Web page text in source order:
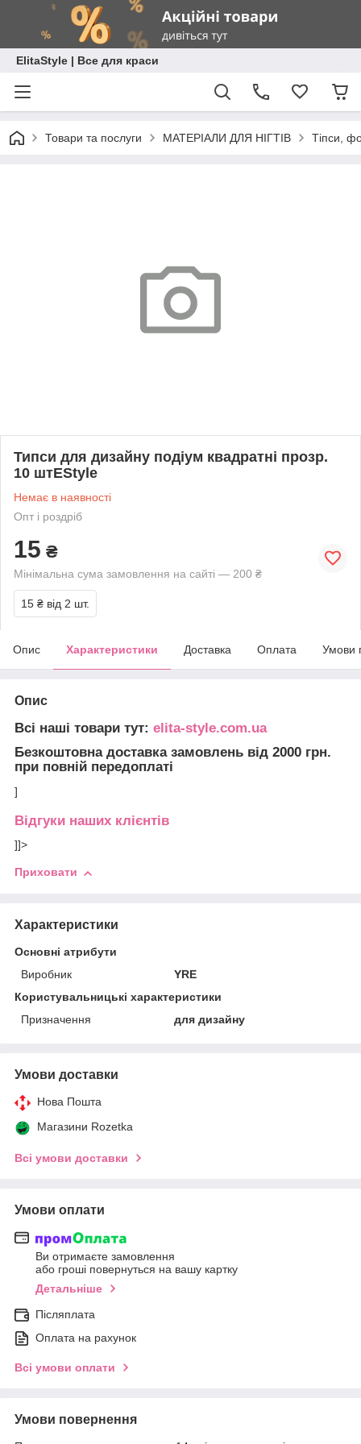
ElitaStyle | Все для краси
Товари та послуги МАТЕРІАЛИ ДЛЯ НІГТІВ Тіпси,
Типси для дизайну подіум квадратні прозр.
10 штEStyle
Немає в наявності
Опт і роздріб
15 ₴
Мінімальна сума замовлення на сайті — 200 ₴
15 ₴ від 2 шт.
Опис Характеристики Доставка Оплата Умови
Опис
Всі наші товари тут: elita-style.com.ua
Безкоштовна доставка замовлень від 2000 грн.
при повній передоплаті
]
Відгуки наших клієнтів
]]>
Приховати
Характеристики
Основні атрибути
Виробник
YRE
Користувальницькі характеристики
Призначення
для дизайну
Умови доставки
Нова Пошта
Магазини Rozetka
Всі умови доставки
Умови оплати
Ви отримаєте замовлення
або гроші повернуться на вашу картку
Детальніше
Післяплата
Оплата на рахунок
Всі умови оплати
Умови повернення